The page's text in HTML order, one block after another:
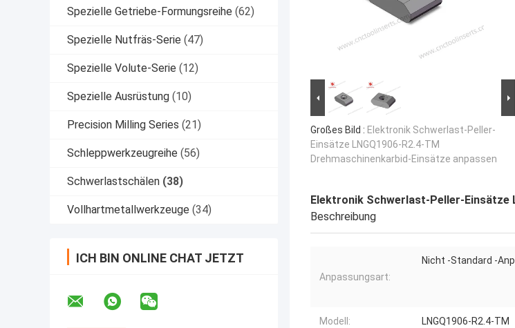
Spezielle Getriebe-Formungsreihe (62)
Spezielle Nutfräs-Serie (47)
Spezielle Volute-Serie (12)
Spezielle Ausrüstung (10)
Precision Milling Series (21)
Schleppwerkzeugreihe (56)
Schwerlastschälen (38)
Vollhartmetallwerkzeuge (34)
ICH BIN ONLINE CHAT JETZT
Großes Bild : Elektronik Schwerlast-Peller-
Einsätze LNGQ1906-R2.4-TM
Drehmaschinenkarbid-Einsätze anpassen
Elektronik Schwerlast-Peller-Einsätze
Beschreibung
Anpassungsart:
Nicht -Standard -
Modell: LNGQ1906-R2.4-TM